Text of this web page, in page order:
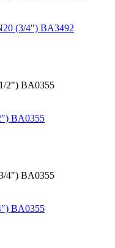
(3/4″) BA3492
BA0355
BA0355